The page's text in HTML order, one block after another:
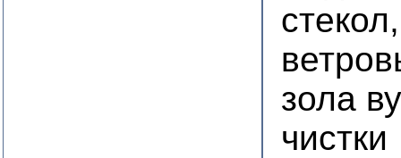
зола
чистки